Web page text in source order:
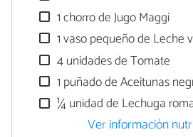
1 chorro de Jugo Maggi
1 vaso pequeño de Leche
4 unidades de Tomate
1 puñado de Aceitunas
¼ unidad de Lechuga
Ver información